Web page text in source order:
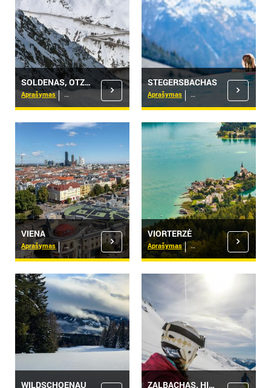
SOLDENAS, OTZTALIS
Aprašymas Viešbučiai
STEGERSBACHAS
Aprašymas Viešbučiai
VIENA
Aprašymas Viešbučiai
VIORTERZĖ
Aprašymas Viešbučiai
WILDSCHOENAU ZALBACHAS, HINTERGLEMAS